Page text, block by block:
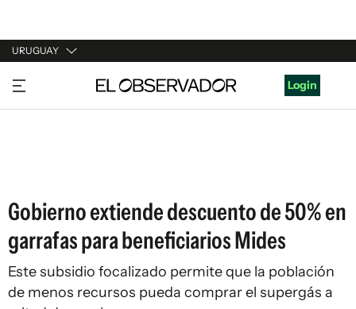
URUGUAY
URUGUAY
ARGENTINA
Login
Gobierno extiende descuento de 50% en
garrafas para beneficiarios Mides
Este subsidio focalizado permite que la población
de menos recursos pueda comprar el supergás a